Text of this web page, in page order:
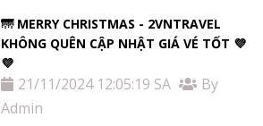
🌁 MERRY CHRISTMAS - 2VNTRAVEL
KHÔNG QUÊN CẬP NHẬT GIÁ VÉ TỐT 💜
💜
21/11/2024 12:05:19 SA
By
Admin